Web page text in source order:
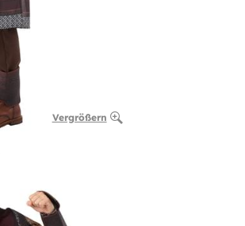
Vergrößern